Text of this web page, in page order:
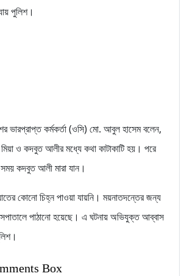
পুলিশ।
ভারপ্রাপ্ত কর্মকর্তা (ওসি) মো. আবুল হাসেম বলেন,
ও কদবুত আলীর মধ্যে কথা কাটাকাটি হয়। পরে
সময় কদবুত আলী মারা যান।
কোনো চিহ্ন পাওয়া যায়নি। ময়নাতদন্তের জন্য
পাঠানো হয়েছে। এ ঘটনায় অভিযুক্ত আব্বাস
Box